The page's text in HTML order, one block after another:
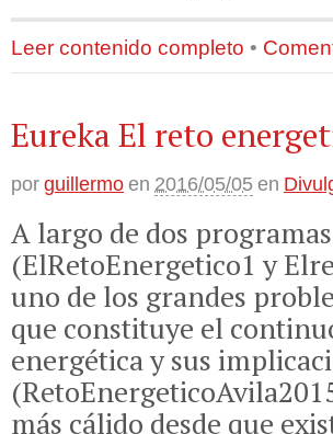
Leer contenido completo •
Eureka El reto
por guillermo en 2016/05/05 en
A largo de dos
(ElRetoEnergetico1 y
uno de los grandes
que constituye el
energética y sus
más cálido desde que